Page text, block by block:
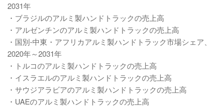
2031年
・ブラジルのアルミ製ハンドトラックの売上高
・アルゼンチンのアルミ製ハンドトラックの売上高
・国別-中東・アフリカアルミ製ハンドトラック市場シェア、
2020年～2031年
・トルコのアルミ製ハンドトラックの売上高
・イスラエルのアルミ製ハンドトラックの売上高
・サウジアラビアのアルミ製ハンドトラックの売上高
・UAEのアルミ製ハンドトラックの売上高